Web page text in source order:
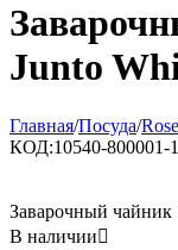
Junto
Главная/Посуда/
КОД:10540-800001-
Заварочный чайник
В наличии